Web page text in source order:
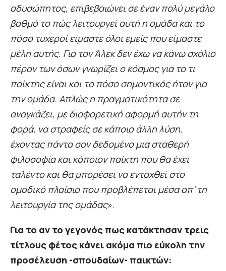
αδυσώπητος, επιβεβαιώνει σε έναν πολύ μεγάλο
βαθμό το πώς λειτουργεί αυτή η ομάδα και το
πόσο τυχεροί είμαστε όλοι εμείς που είμαστε
μέλη αυτής. Για τον Άλεκ δεν έχω να κάνω σχόλιο
πέραν των όσων γνωρίζει ο κόσμος για το τι
παίκτης είναι και το πόσο σημαντικός ήταν για
την ομάδα. Απλώς η πραγματικότητα σε
αναγκάζει, με διαφορετική αφορμή αυτήν τη
φορά, να στραφείς σε κάποια άλλη λύση,
έχοντας πάντα σαν δεδομένο μια σταθερή
φιλοσοφία και κάποιον παίκτη που θα έχει
ταλέντο και θα μπορέσει να ενταχθεί στο
ομαδικό πλαίσιο που προβλέπεται μέσα απ’ τη
λειτουργία της ομάδας».
Για το αν το γεγονός πως κατάκτησαν τρεις
τίτλους φέτος κάνει ακόμα πιο εύκολη την
προσέλευση -σπουδαίων- παικτών: